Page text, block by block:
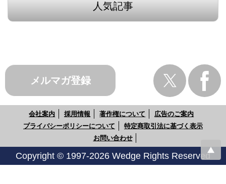
人気記事
メルマガ登録
会社案内 採用情報 著作権について
広告のご案内
プライバシーポリシーについて
特定商取引法に基づく表示
お問い合わせ
Copyright © 1997-2026 Wedge Rights Reserved